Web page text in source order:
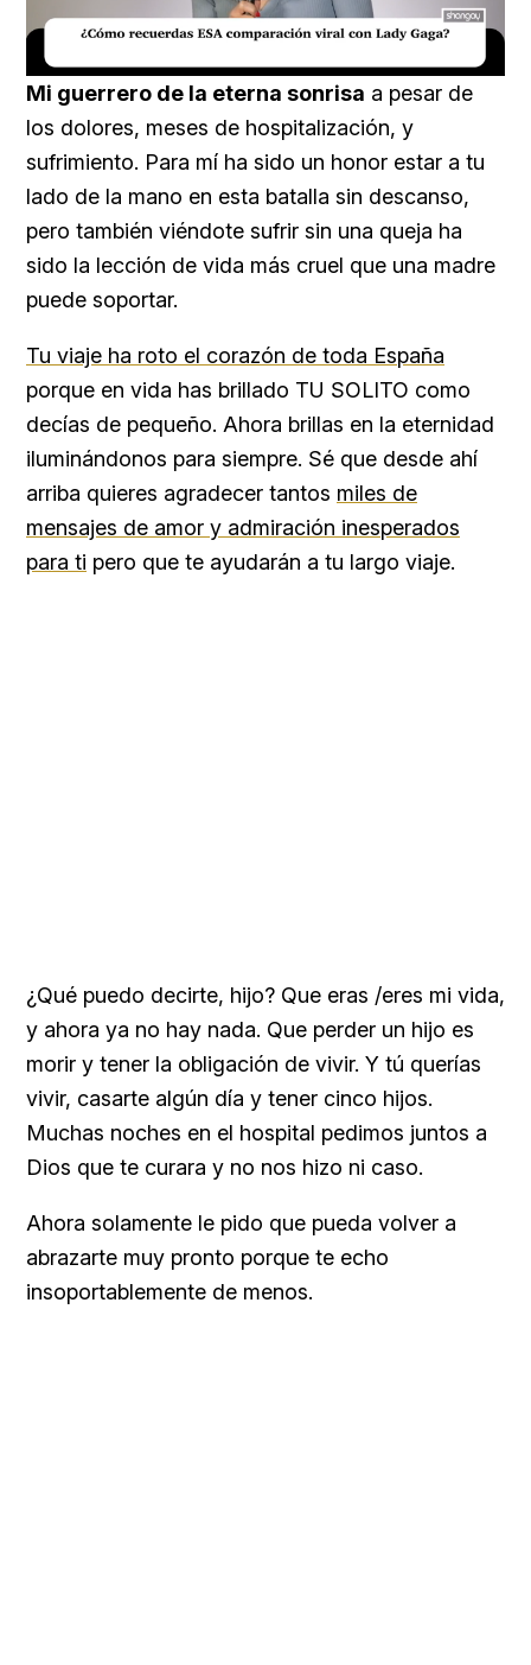
Mi guerrero de la eterna sonrisa a pesar de
los dolores, meses de hospitalización, y
sufrimiento. Para mí ha sido un honor estar a tu
lado de la mano en esta batalla sin descanso,
pero también viéndote sufrir sin una queja ha
sido la lección de vida más cruel que una madre
puede soportar.
Tu viaje ha roto el corazón de toda España
porque en vida has brillado TU SOLITO como
decías de pequeño. Ahora brillas en la eternidad
iluminándonos para siempre. Sé que desde ahí
arriba quieres agradecer tantos miles de
mensajes de amor y admiración inesperados
para ti pero que te ayudarán a tu largo viaje.
¿Qué puedo decirte, hijo? Que eras /eres mi vida,
y ahora ya no hay nada. Que perder un hijo es
morir y tener la obligación de vivir. Y tú querías
vivir, casarte algún día y tener cinco hijos.
Muchas noches en el hospital pedimos juntos a
Dios que te curara y no nos hizo ni caso.
Ahora solamente le pido que pueda volver a
abrazarte muy pronto porque te echo
insoportablemente de menos.